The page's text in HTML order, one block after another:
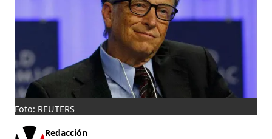
Foto: REUTERS
Redacción